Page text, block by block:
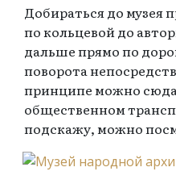
Добираться до музея
по кольцевой до
дальше прямо по
поворота
принципе можно сюда
общественном
подскажу, можно